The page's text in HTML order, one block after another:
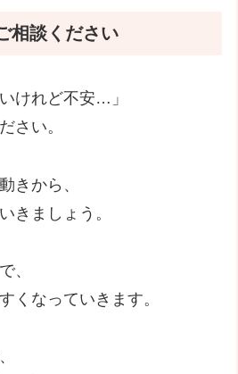
相談ください
けれど不安…」
さい。
きから、
きましょう。
、
くなっていきます。